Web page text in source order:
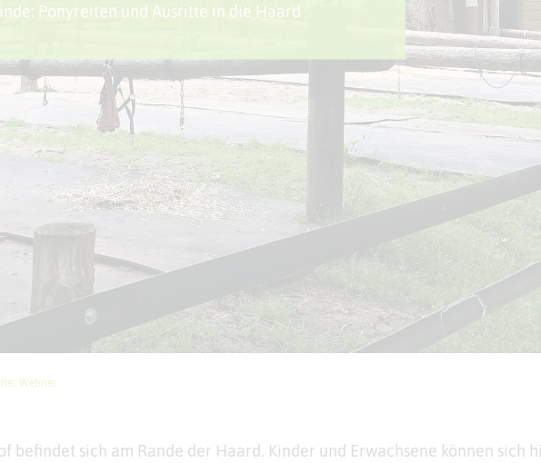
Ponyreiten und Ausritte in die Haard
Wehner
befindet sich am Rande der Haard. Kinder und Erwachsene können sich